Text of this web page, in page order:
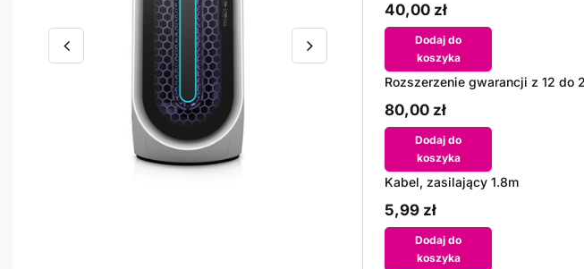
40,00 zł
Dodaj do
koszyka
Rozszerzenie gwarancji z 12 do
80,00 zł
Dodaj do
koszyka
Kabel, zasilający 1.8m
5,99 zł
Dodaj do
koszyka